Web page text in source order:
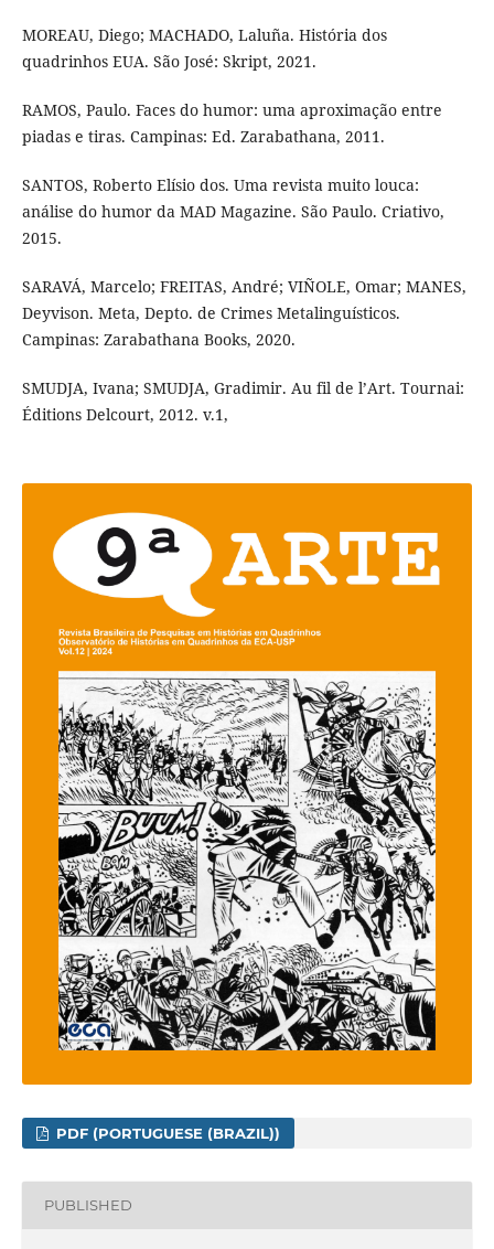
MOREAU, Diego; MACHADO, Laluña. História dos
quadrinhos EUA. São José: Skript, 2021.
RAMOS, Paulo. Faces do humor: uma aproximação entre
piadas e tiras. Campinas: Ed. Zarabathana, 2011.
SANTOS, Roberto Elísio dos. Uma revista muito louca:
análise do humor da MAD Magazine. São Paulo. Criativo,
2015.
SARAVÁ, Marcelo; FREITAS, André; VIÑOLE, Omar; MANES,
Deyvison. Meta, Depto. de Crimes Metalinguísticos.
Campinas: Zarabathana Books, 2020.
SMUDJA, Ivana; SMUDJA, Gradimir. Au fil de l’Art. Tournai:
Éditions Delcourt, 2012. v.1,
PDF (PORTUGUESE (BRAZIL))
PUBLISHED